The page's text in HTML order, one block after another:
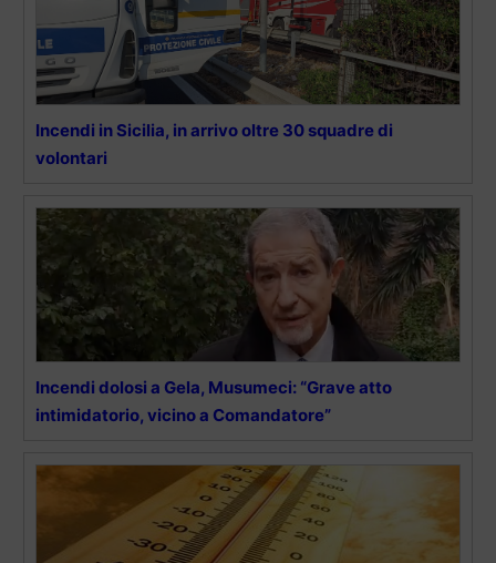
Incendi in Sicilia, in arrivo oltre 30 squadre di
volontari
Incendi dolosi a Gela, Musumeci: “Grave atto
intimidatorio, vicino a Comandatore”